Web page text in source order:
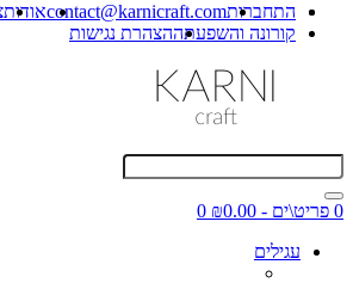
התחברותcontact@karnicraft.comאודות
קורונה והשפעתההצהרת נגישות
0 פריט\ים - ₪0.00
0
עגילים